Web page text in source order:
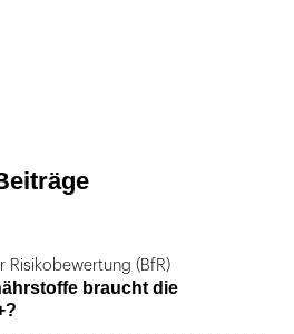
Risikobewertung (BfR)
braucht die